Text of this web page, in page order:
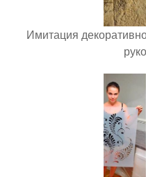
Имитация